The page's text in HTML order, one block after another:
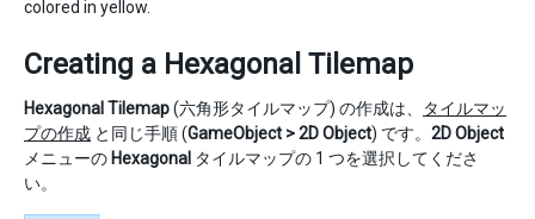
colored in yellow.
Creating a Hexagonal Tilemap
Hexagonal Tilemap(六角形タイルマップ) の作成は、
タイルマッ
プの作成 と同じ手順 (GameObject > 2D Object) です。 2D Object
メニューの Hexagonal タイルマップの 1 つを選択してくださ
い。